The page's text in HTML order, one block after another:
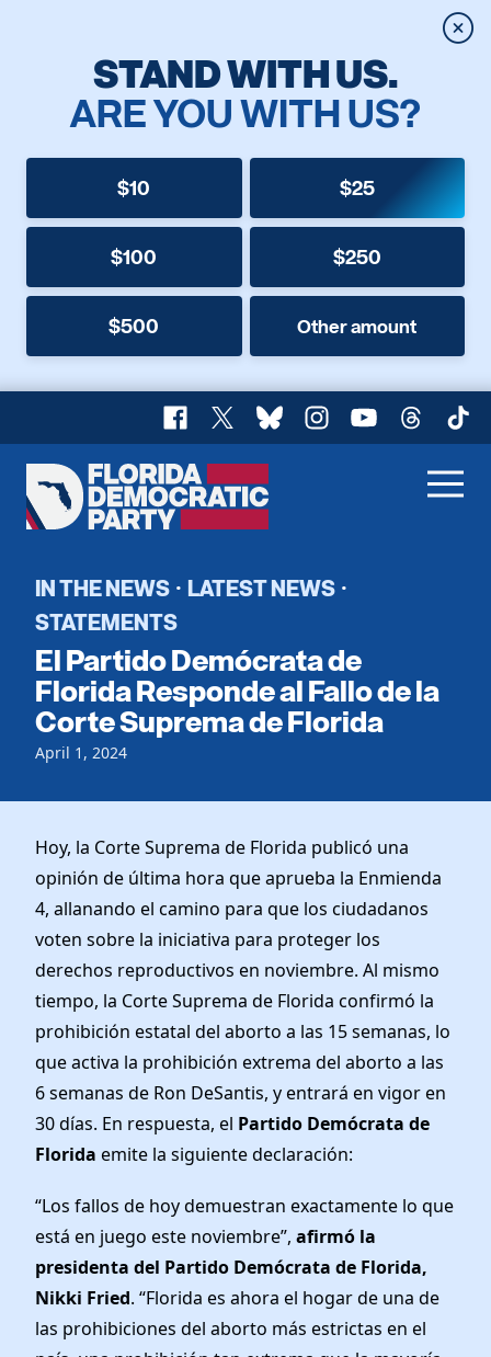
STAND WITH US.
ARE YOU WITH US?
$10 $25
$100 $250
$500 Other amount
Facebook
X BlueskyInstagram
YouTubeThreads
Florida
Democratic
Home
Register To Vote
Get Involved
Events
Local Parties
Caucuses
Voting
Vote by Mail
Dems Abroad
Candidates
Our Party
Meet the Chair
Officers & DNC Members
Charter & Bylaws
Elected Officials
Work With Us
Careers
Vendors
Store
IN THE NEWS · LATEST NEWS ·
STATEMENTS
El Partido Demócrata de
Florida Responde al Fallo de la
Corte Suprema de Florida
April 1, 2024
Hoy, la Corte Suprema de Florida publicó una
opinión de última hora que aprueba la Enmienda
4, allanando el camino para que los ciudadanos
voten sobre la iniciativa para proteger los
derechos reproductivos en noviembre. Al mismo
tiempo, la Corte Suprema de Florida confirmó la
prohibición estatal del aborto a las 15 semanas, lo
que activa la prohibición extrema del aborto a las
6 semanas de Ron DeSantis, y entrará en vigor en
30 días. En respuesta, el Partido Demócrata de
Florida emite la siguiente declaración:
“Los fallos de hoy demuestran exactamente lo que
está en juego este noviembre”, afirmó la
presidenta del Partido Demócrata de Florida,
Nikki Fried. “Florida es ahora el hogar de una de
las prohibiciones del aborto más estrictas en el